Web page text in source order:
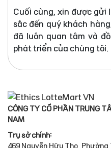
Cuối cùng, xin được gửi
sắc đến quý khách
đã luôn quan tâm và
phát triển của chúng tôi.
CÔNG TY CỔ PHẦN TRUNG
NAM
Trụ sở chính:
469 Nguyễn Hữu Thọ,